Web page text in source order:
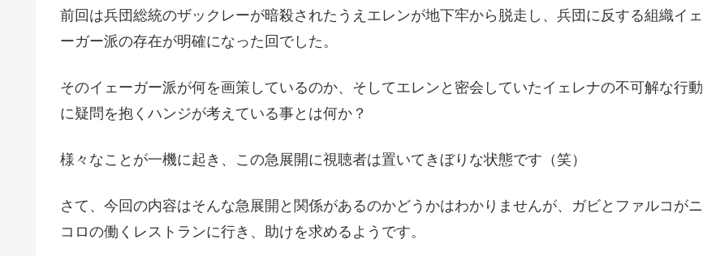
前回は兵団総統のザックレーが暗殺されたうえエレンが地下牢から脱走し、兵団に反する組織イェ
ーガー派の存在が明確になった回でした。
そのイェーガー派が何を画策しているのか、そしてエレンと密会していたイェレナの不可解な行動
に疑問を抱くハンジが考えている事とは何か？
様々なことが一機に起き、この急展開に視聴者は置いてきぼりな状態です（笑）
さて、今回の内容はそんな急展開と関係があるのかどうかはわかりませんが、ガビとファルコがニ
コロの働くレストランに行き、助けを求めるようです。